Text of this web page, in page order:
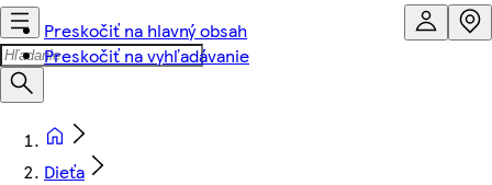
Preskočiť na hlavný obsah
Preskočiť na vyhľadávanie
Dieťa